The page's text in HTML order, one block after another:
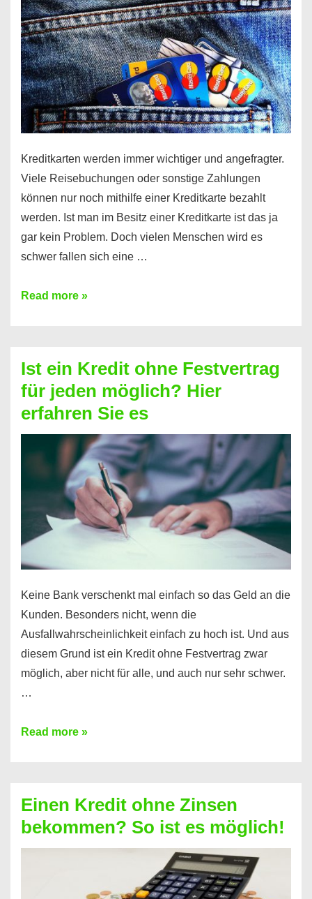
Kreditkarten werden immer wichtiger und angefragter.
Viele Reisebuchungen oder sonstige Zahlungen
können nur noch mithilfe einer Kreditkarte bezahlt
werden. Ist man im Besitz einer Kreditkarte ist das ja
gar kein Problem. Doch vielen Menschen wird es
schwer fallen sich eine …
Kreditkarte
Prepaid
ist
nicht
nur
für
Handy
möglich!
Read more »
Ist ein Kredit ohne Festvertrag
für jeden möglich? Hier
erfahren Sie es
Keine Bank verschenkt mal einfach so das Geld an die
Kunden. Besonders nicht, wenn die
Ausfallwahrscheinlichkeit einfach zu hoch ist. Und aus
diesem Grund ist ein Kredit ohne Festvertrag zwar
möglich, aber nicht für alle, und auch nur sehr schwer.
…
Ist
Festvertrag
für
jeden
Read more »
Einen Kredit ohne Zinsen
bekommen? So ist es möglich!